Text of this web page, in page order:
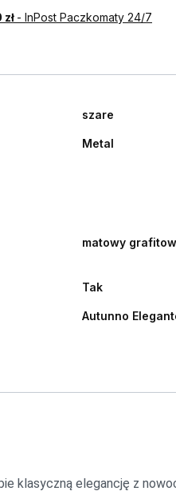
- InPost Paczkomaty 24/7
szare
Metal
matowy
Tak
Autunno
klasyczną elegancję z